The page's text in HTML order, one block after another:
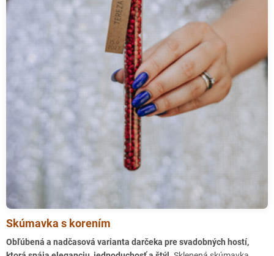
Nový Jičín partnerská prodejna
Opava partnerská prodejna
Zlín partnerská prodejna
Rokycany partnerská prodejna
Strakonice partnerská prodejna
Prachatice partnerská prodejna
Litoměřice partnerská prodejna
Louny partnerská prodejna
Kroměříž partnerská prodejna
Skúmavka s korením
Obľúbená a nadčasová varianta darčeka pre svadobných hostí,